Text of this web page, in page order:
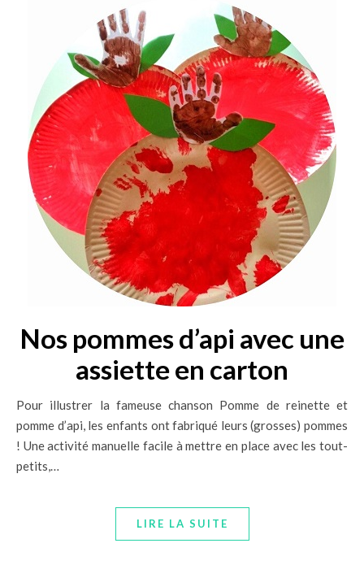
Nos pommes d’api avec une
assiette en carton
Pour illustrer la fameuse chanson Pomme de reinette et
pomme d’api, les enfants ont fabriqué leurs (grosses) pommes
! Une activité manuelle facile à mettre en place avec les tout-
petits,…
LIRE LA SUITE